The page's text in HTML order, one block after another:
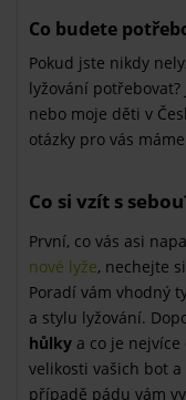
Co budete
Pokud jste nikdy
lyžování
nebo moje děti v
otázky pro vás
Co si vzít s
První, co vás asi
nové lyže, nechejte
Poradí vám vhodný
a stylu lyžování.
hůlky a co je
velikosti vašich bot a
případě pádu vám